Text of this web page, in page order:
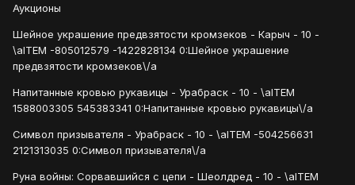
Аукционы
Шейное украшение предвзятости кромзеков - Карыч - 10 -
\aITEM -805012579 -1422828134 0:Шейное украшение
предвзятости кромзеков\/a
Напитанные кровью рукавицы - Урабраск - 10 - \aITEM
1588003305 545383341 0:Напитанные кровью рукавицы\/a
Символ призывателя - Урабраск - 10 - \aITEM -504256631
2121313035 0:Символ призывателя\/a
Руна войны: Сорвавшийся с цепи - Шеолдред - 10 - \aITEM